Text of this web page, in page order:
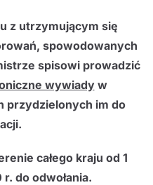
z utrzymującym się
spowodowanych
spisowi prowadzić
wywiadyw
przydzielonych im do
całego kraju od 1
do odwołania.